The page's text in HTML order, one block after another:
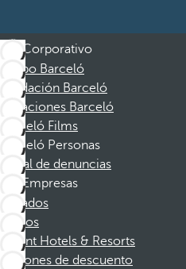
Corporativo
Grupo Barceló
Fundación Barceló
Vacaciones Barceló
Barceló Films
Barceló Personas
Canal de denuncias
Empresas
Afiliados
Socios
Dorint Hotels & Resorts
Cupones de descuento